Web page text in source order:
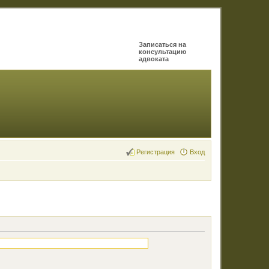
Записаться на
консультацию
адвоката
Вход
Регистрация